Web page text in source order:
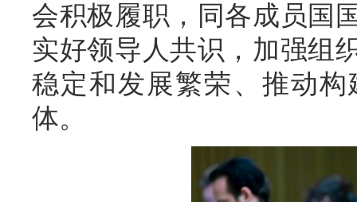
会积极履职，同各成员国
实好领导人共识，加强组
稳定和发展繁荣、推动
体。